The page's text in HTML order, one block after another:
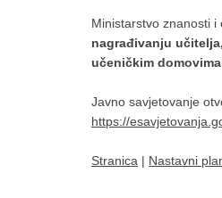
Ministarstvo znanosti i
nagrađivanju
učeničkim domovima
Javno savjetovanje
https://
Stranica | Nastavni